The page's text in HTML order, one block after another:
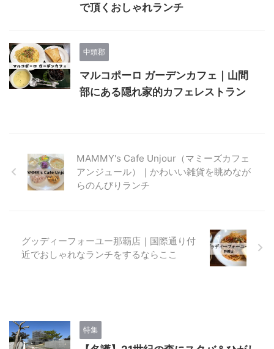
で頂くおしゃれランチ
中頭郡
マルコポーロ ガーデンカフェ｜山間
部にある隠れ家的カフェレストラン
MAMMY's Cafe Unjour（マミーズカフェ
アンジュール）｜かわいい雑貨を眺めなが
らのんびりランチ
グッディーフォーユー那覇店｜国際通り付
近でおしゃれなランチをするならここ
特集